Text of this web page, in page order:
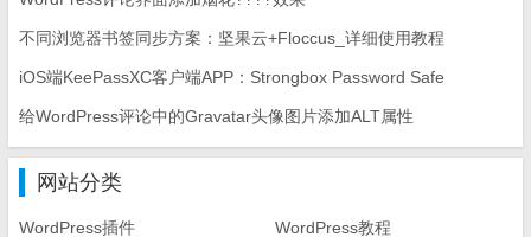
不同浏览器书签同步方案：坚果云+Floccus_详细使用教程
iOS端KeePassXC客户端APP：Strongbox Password Safe
给WordPress评论中的Gravatar头像图片添加ALT属性
网站分类
WordPress插件 WordPress教程